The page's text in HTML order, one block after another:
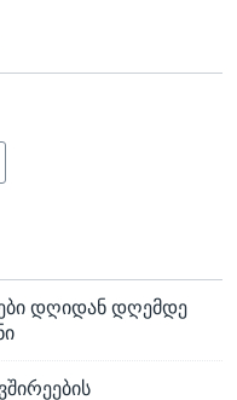
დღიდან დღემდე